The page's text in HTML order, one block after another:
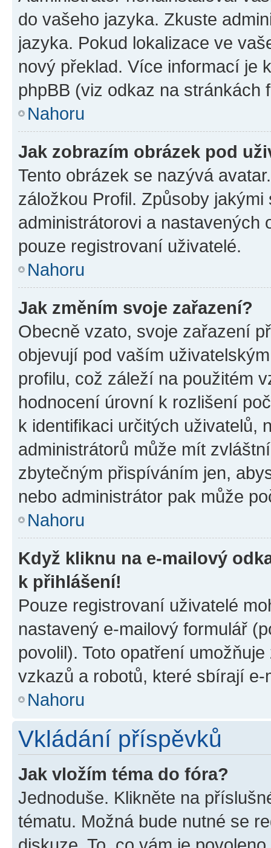
do vašeho jazyka. Zkuste
jazyka. Pokud lokalizace ve
nový překlad. Více informací je
phpBB (viz odkaz na stránkách
Nahoru
Jak zobrazím obrázek pod
Tento obrázek se nazývá
záložkou Profil. Způsoby
administrátorovi a nastavených
pouze registrovaní uživatelé.
Nahoru
Jak změním svoje zařazení?
Obecně vzato, svoje zařazení
objevují pod vaším
profilu, což záleží na použitém
hodnocení úrovní k rozlišení
k identifikaci určitých uživatelů,
administrátorů může mít
zbytečným přispíváním jen,
nebo administrátor pak může
Nahoru
Když kliknu na e-mailový
k přihlášení!
Pouze registrovaní uživatelé
nastavený e-mailový formulář
povolil). Toto opatření
vzkazů a robotů, které sbírají e-
Nahoru
Vkládání příspěvků
Jak vložím téma do fóra?
Jednoduše. Klikněte na
tématu. Možná bude nutné se